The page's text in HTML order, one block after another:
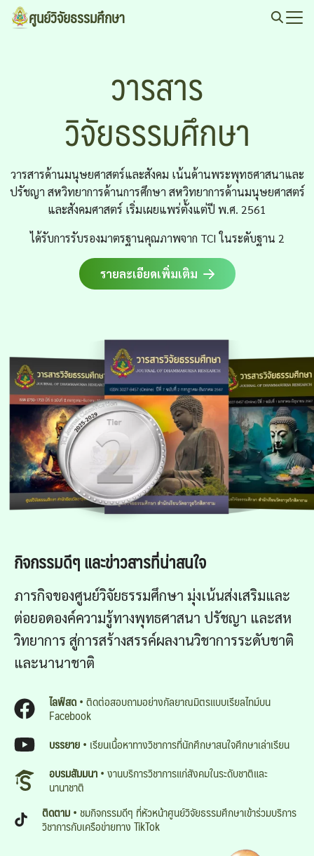
Skip
ศูนย์วิจัยธรรมศึกษา
วารสาร
วิจัยธรรมศึกษา
วารสารด้านมนุษยศาสตร์และสังคม เน้นด้านพระพุทธศาสนาและ
ปรัชญา สหวิทยาการด้านการศึกษา สหวิทยาการด้านมนุษยศาสตร์
และสังคมศาสตร์ เริ่มเผยแพร่ตั้งแต่ปี พ.ศ. 2561
ได้รับการรับรองมาตรฐานคุณภาพจาก TCI ในระดับฐาน 2
รายละเอียดเพิ่มเติม
กิจกรรมดีๆ และข่าวสารที่น่าสนใจ
ภารกิจของศูนย์วิจัยธรรมศึกษา มุ่งเน้นส่งเสริมและ
ต่อยอดองค์ความรู้ทางพุทธศาสนา ปรัชญา และสห
วิทยาการ สู่การสร้างสรรค์ผลงานวิชาการระดับชาติ
และนานาชาติ
ไลฟ์สด• ติดต่อสอบถามอย่างกัลยาณมิตรแบบเรียลไทม์บน
Facebook
บรรยาย• เรียนเนื้อหาทางวิชาการที่นักศึกษาสนใจศึกษาเล่าเรียน
อบรมสัมมนา• งานบริการวิชาการแก่สังคมในระดับชาติและ
นานาชาติ
ติดตาม• ชมกิจกรรมดีๆ ที่หัวหน้าศูนย์วิจัยธรรมศึกษาเข้าร่วมบริการ
วิชาการกับเครือข่ายทาง TikTok